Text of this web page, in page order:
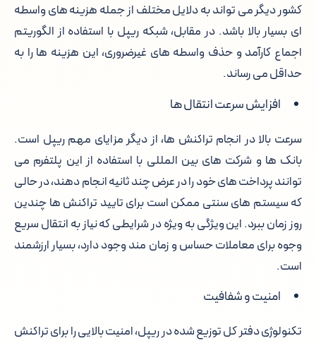
کشور دیگر می تواند به دلایل مختلف از جمله هزینه های واسطه
ای بسیار بالا باشد. در مقابل، شبکه ریپل با استفاده از الگوریتم
اجماع کارآمد و حذف واسطه های غیرضروری، این هزینه ها را به
حداقل می رساند.
افزایش سرعت انتقال ها
سرعت بالا در انجام تراکنش ها، از دیگر مزایای مهم ریپل است.
بانک ها و شرکت های بین المللی با استفاده از این پلتفرم می
توانند پرداخت های خود را در عرض چند ثانیه انجام دهند، در حالی
که سیستم های سنتی ممکن است برای تایید تراکنش ها چندین
روز زمان ببرد. این ویژگی به ویژه در شرایطی که نیاز به انتقال سریع
وجوه برای معاملات حساس و زمان مند وجود دارد، بسیار ارزشمند
است.
امنیت و شفافیت
تکنولوژی دفتر کل توزیع شده در ریپل، امنیت بالایی را برای تراکنش